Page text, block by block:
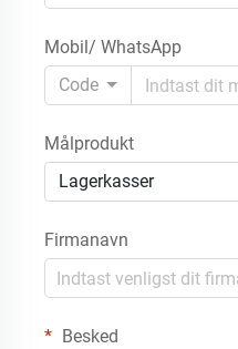
Mobil/ WhatsApp
Code
Målprodukt
Lagerkasser
Firmanavn
Besked